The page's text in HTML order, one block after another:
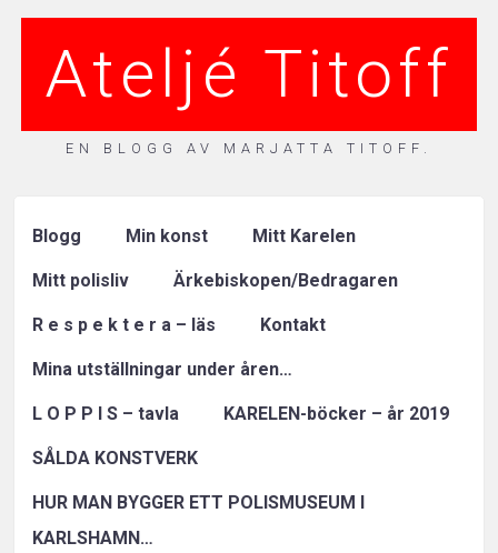
Ateljé Titoff
EN BLOGG AV MARJATTA TITOFF.
Blogg Min konst Mitt Karelen
Mitt polisliv Ärkebiskopen/Bedragaren
R e s p e k t e r a – läs Kontakt
Mina utställningar under åren…
L O P P I S – tavla KARELEN-böcker – år 2019
SÅLDA KONSTVERK
HUR MAN BYGGER ETT POLISMUSEUM I
KARLSHAMN…